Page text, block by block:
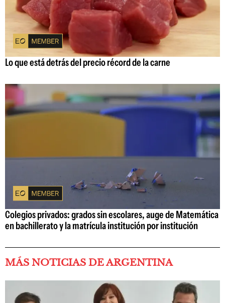
Lo que está detrás del precio récord de la carne
Colegios privados: grados sin escolares, auge de Matemática
en bachillerato y la matrícula institución por institución
MÁS NOTICIAS DE ARGENTINA